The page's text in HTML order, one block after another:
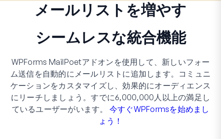
メールリストを増やす
シームレスな統合機能
WPForms MailPoetアドオンを使用して、新しいフォー
ム送信を自動的にメールリストに追加します。コミュニ
ケーションをカスタマイズし、効果的にオーディエンス
にリーチしましょう。すでに6,000,000人以上の満足し
ているユーザーがいます。 今すぐWPFormsを始めまし
ょう！